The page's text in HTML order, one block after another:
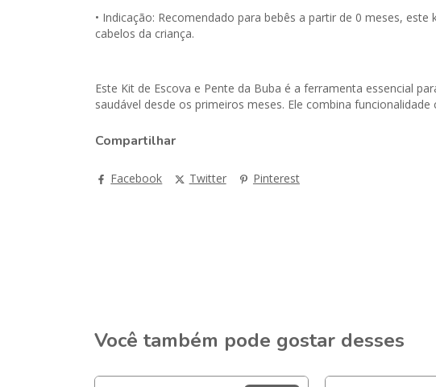
• Indicação: Recomendado para bebês a partir de 0 meses,
cabelos da criança.
Este Kit de Escova e Pente da Buba é a ferramenta essencial
saudável desde os primeiros meses. Ele combina
Compartilhar
Facebook Twitter Pinterest
Você também pode gostar desses